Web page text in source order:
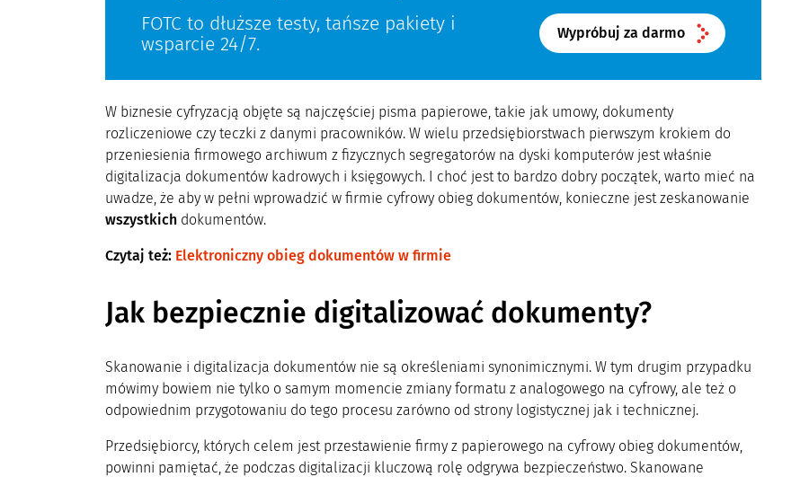
FOTC to dłuższe testy, tańsze pakiety i
wsparcie 24/7.
Wypróbuj za darmo
W biznesie cyfryzacją objęte są najczęściej pisma papierowe, takie jak umowy, dokumenty
rozliczeniowe czy teczki z danymi pracowników. W wielu przedsiębiorstwach pierwszym krokiem do
przeniesienia firmowego archiwum z fizycznych segregatorów na dyski komputerów jest właśnie
digitalizacja dokumentów kadrowych i księgowych. I choć jest to bardzo dobry początek, warto mieć na
uwadze, że aby w pełni wprowadzić w firmie cyfrowy obieg dokumentów, konieczne jest zeskanowanie
wszystkich dokumentów.
Czytaj też: Elektroniczny obieg dokumentów w firmie
Jak bezpiecznie digitalizować dokumenty?
Skanowanie i digitalizacja dokumentów nie są określeniami synonimicznymi. W tym drugim przypadku
mówimy bowiem nie tylko o samym momencie zmiany formatu z analogowego na cyfrowy, ale też o
odpowiednim przygotowaniu do tego procesu zarówno od strony logistycznej jak i technicznej.
Przedsiębiorcy, których celem jest przestawienie firmy z papierowego na cyfrowy obieg dokumentów,
powinni pamiętać, że podczas digitalizacji kluczową rolę odgrywa bezpieczeństwo. Skanowane